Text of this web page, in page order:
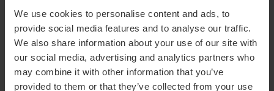
We use cookies to personalise content and ads, to
provide social media features and to analyse our traffic.
We also share information about your use of our site with
our social media, advertising and analytics partners who
may combine it with other information that you’ve
provided to them or that they’ve collected from your use
Découvrez les secrets du Saint Graal : un joyau millénaire
en agate et en or, rempli d’histoire, de foi et de curiosités
qui surprennent chaque visiteur.
Voir plus